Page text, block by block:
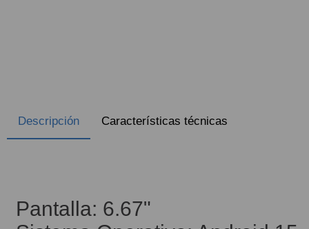
Descripción Características técnicas
Pantalla: 6.67"